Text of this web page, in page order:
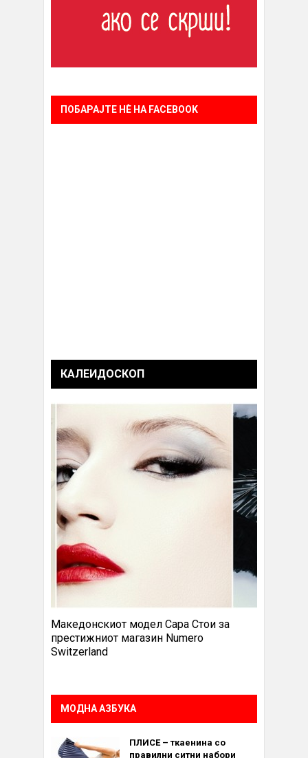
ПОБАРАЈТЕ НÈ НА FACEBOOK
КАЛЕИДОСКОП
Македонскиот модел Сара Стои за
престижниот магазин Numero
Switzerland
МОДНА АЗБУКА
ПЛИСЕ – ткаенина со
правилни ситни набори